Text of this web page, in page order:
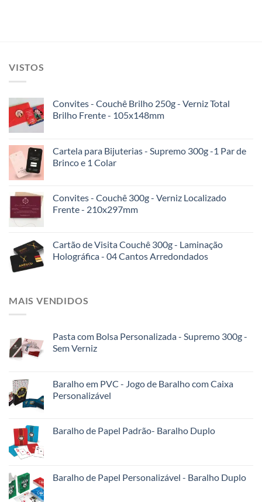
VISTOS
Convites - Couchê Brilho 250g - Verniz Total
Brilho Frente - 105x148mm
Cartela para Bijuterias - Supremo 300g -1 Par de
Brinco e 1 Colar
Convites - Couchê 300g - Verniz Localizado
Frente - 210x297mm
Cartão de Visita Couchê 300g - Laminação
Holográfica - 04 Cantos Arredondados
MAIS VENDIDOS
Pasta com Bolsa Personalizada - Supremo 300g -
Sem Verniz
Baralho em PVC - Jogo de Baralho com Caixa
Personalizável
Baralho de Papel Padrão- Baralho Duplo
Baralho de Papel Personalizável - Baralho Duplo